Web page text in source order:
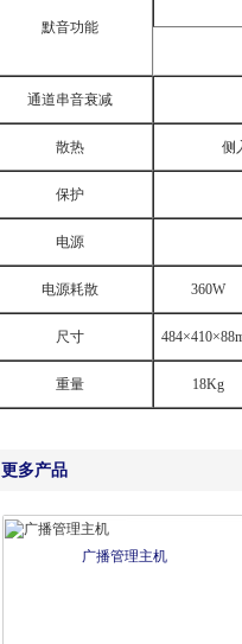
默音功能
通道串音衰减
散热 侧
保护
电源
电源耗散 360W
尺寸 484×410×
重量 18Kg
更多产品
广播管理主机